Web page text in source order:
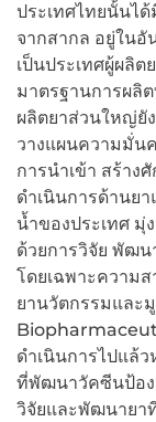
ประเทศไทยนั้นไ
จากสากล อยู่ในอั
เป็นประเทศผู้ผลิต
มาตรฐานการผลิ
ผลิตยาส่วนใหญ่ยั
วางแผนความมั่นค
การนำเข้า สร้า
ดำเนินการด้านย
น้ำของประเทศ มุ่
ด้วยการวิจัย พัฒน
โดยเฉพาะความ
ยานวัตกรรมและ
ดำเนินการไปแล้
ที่พัฒนาวัคซีนป้อง
วิจัยและพัฒนายา